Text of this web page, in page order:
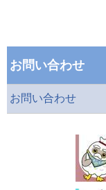
お問い合わせ
お問い合わせ